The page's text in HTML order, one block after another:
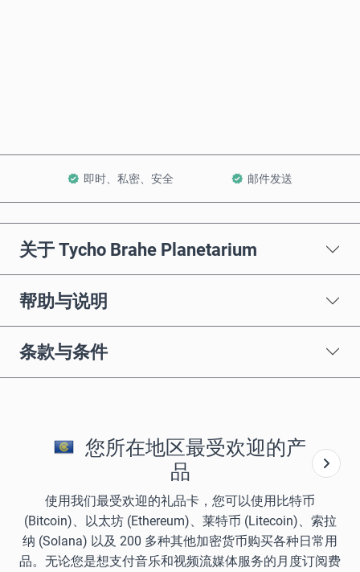
即时、私密、安全 邮件发送
关于 Tycho Brahe Planetarium
帮助与说明
条款与条件
您所在地区最受欢迎的产
品
使用我们最受欢迎的礼品卡，您可以使用比特币
(Bitcoin)、以太坊 (Ethereum)、莱特币 (Litecoin)、索拉
纳 (Solana) 以及 200 多种其他加密货币购买各种日常用
品。无论您是想支付音乐和视频流媒体服务的月度订阅费